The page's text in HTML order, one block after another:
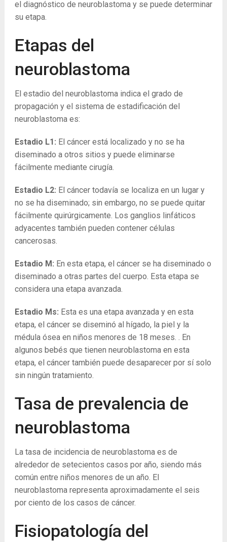
el diagnóstico de neuroblastoma y se puede determinar
su etapa.
Etapas del
neuroblastoma
El estadio del neuroblastoma indica el grado de
propagación y el sistema de estadificación del
neuroblastoma es:
Estadio L1: El cáncer está localizado y no se ha
diseminado a otros sitios y puede eliminarse
fácilmente mediante cirugía.
Estadio L2: El cáncer todavía se localiza en un lugar y
no se ha diseminado; sin embargo, no se puede quitar
fácilmente quirúrgicamente. Los ganglios linfáticos
adyacentes también pueden contener células
cancerosas.
Estadio M: En esta etapa, el cáncer se ha diseminado o
diseminado a otras partes del cuerpo. Esta etapa se
considera una etapa avanzada.
Estadio Ms: Esta es una etapa avanzada y en esta
etapa, el cáncer se diseminó al hígado, la piel y la
médula ósea en niños menores de 18 meses. . En
algunos bebés que tienen neuroblastoma en esta
etapa, el cáncer también puede desaparecer por sí solo
sin ningún tratamiento.
Tasa de prevalencia de
neuroblastoma
La tasa de incidencia de neuroblastoma es de
alrededor de setecientos casos por año, siendo más
común entre niños menores de un año. El
neuroblastoma representa aproximadamente el seis
por ciento de los casos de cáncer.
Fisiopatología del